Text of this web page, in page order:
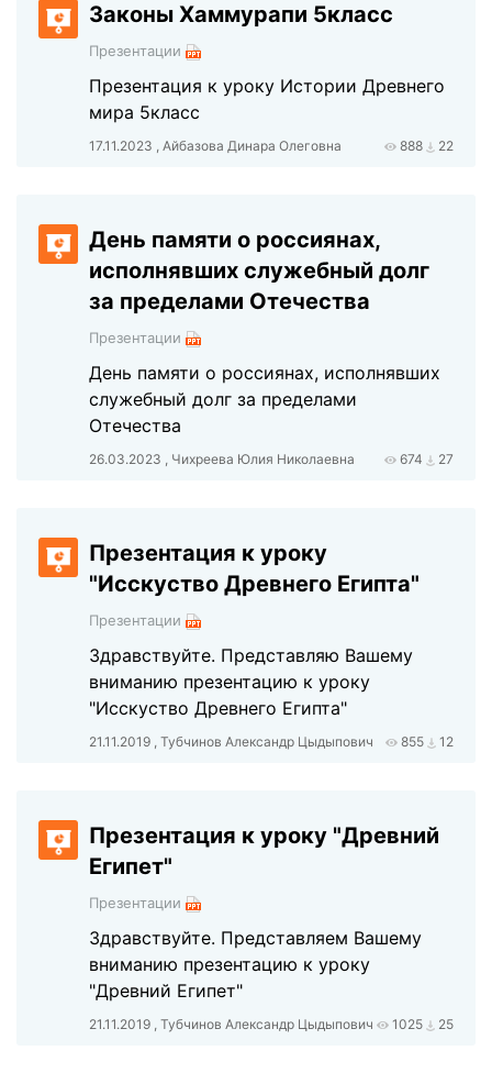
Законы Хаммурапи 5класс
Презентации
Презентация к уроку Истории Древнего
мира 5класс
17.11.2023 , Айбазова Динара Олеговна 888 22
День памяти о россиянах,
исполнявших служебный долг
за пределами Отечества
Презентации
День памяти о россиянах, исполнявших
служебный долг за пределами
Отечества
26.03.2023 , Чихреева Юлия Николаевна 674 27
Презентация к уроку
"Исскуство Древнего Египта"
Презентации
Здравствуйте. Представляю Вашему
вниманию презентацию к уроку
"Исскуство Древнего Египта"
21.11.2019 , Тубчинов Александр Цыдыпович 855 12
Презентация к уроку "Древний
Египет"
Презентации
Здравствуйте. Представляем Вашему
вниманию презентацию к уроку
"Древний Египет"
21.11.2019 , Тубчинов Александр Цыдыпович 1025 25